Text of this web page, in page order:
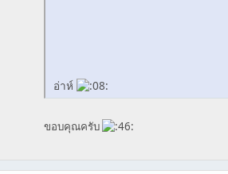
อ่าห์
ขอบคุณครับ